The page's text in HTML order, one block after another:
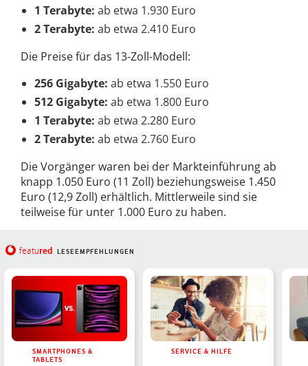
1 Terabyte: ab etwa 1.930 Euro
2 Terabyte: ab etwa 2.410 Euro
Die Preise für das 13-Zoll-Modell:
256 Gigabyte: ab etwa 1.550 Euro
512 Gigabyte: ab etwa 1.800 Euro
1 Terabyte: ab etwa 2.280 Euro
2 Terabyte: ab etwa 2.760 Euro
Die Vorgänger waren bei der Markteinführung ab
knapp 1.050 Euro (11 Zoll) beziehungsweise 1.450
Euro (12,9 Zoll) erhältlich. Mittlerweile sind sie
teilweise für unter 1.000 Euro zu haben.
featured LESEEMPFEHLUNGEN
SMARTPHONES &
TABLETS
SERVICE & HILFE